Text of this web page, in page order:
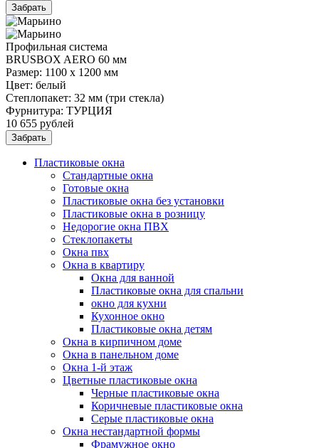
Забрать
Профильная система
BRUSBOX AERO 60 мм
Размер: 1100 х 1200 мм
Цвет: белый
Степлопакет: 32 мм (три стекла)
Фурнитура: ТУРЦИЯ
10 655 рублей
Забрать
Пластиковые окна
Стандартные окна
Готовые окна
Пластиковые окна без установки
Пластиковые окна в розницу
Недорогие окна ПВХ
Стеклопакеты
Окна пвх
Окна в квартиру
Окна для ванной
Пластиковые окна для спальни
окно для кухни
Кухонное окно
Пластиковые окна детям
Окна в кирпичном доме
Окна в панельном доме
Окна 1-й этаж
Цветные пластиковые окна
Черные пластиковые окна
Коричневые пластиковые окна
Серые пластиковые окна
Окна нестандартной формы
Фрамужное окно